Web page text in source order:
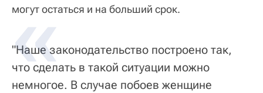
могут остаться и на больший срок.
"Наше законодательство построено так,
что сделать в такой ситуации можно
немногое. В случае побоев женщине